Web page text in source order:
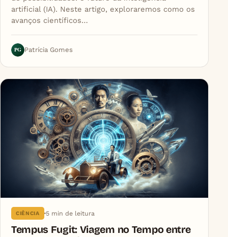
artificial (IA). Neste artigo, exploraremos como os
avanços científicos…
PG Patrícia Gomes
CIÊNCIA 5 min de leitura
Tempus Fugit: Viagem no Tempo entre